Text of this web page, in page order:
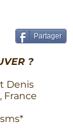
Partager
?
Denis
France
sms*